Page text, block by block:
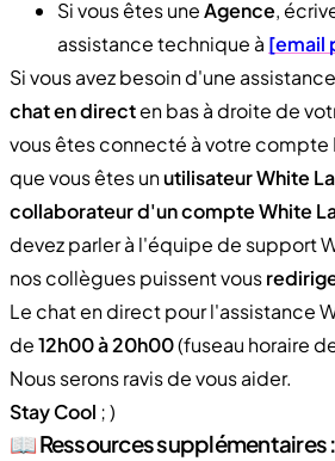
Si vous êtes uneAgence,
assistance technique à [email
Si vous avez besoin d'une assistance
chat en directen bas à droite de
vous êtes connecté à votre compte
que vous êtes unutilisateur White
collaborateur d'un compte White
devez parler à l'équipe de support
nos collègues puissent vous
Le chat en direct pour l'assistance
de12h00 à 20h00(fuseau horaire
Nous serons ravis de vous aider.
Stay Cool ; )
📖 Ressources supplémentaires :